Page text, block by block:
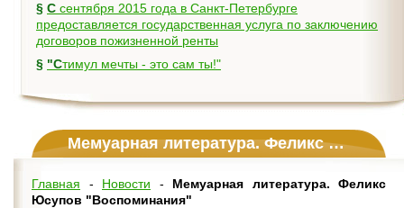
§ С сентября 2015 года в Санкт-Петербурге
предоставляется государственная услуга по заключению
договоров пожизненной ренты
§
"Стимул мечты - это сам ты!"
Мемуарная литература. Феликс Юсупов "Воспоминания"
Главная - Новости - Мемуарная литература. Феликс
Юсупов "Воспоминания"